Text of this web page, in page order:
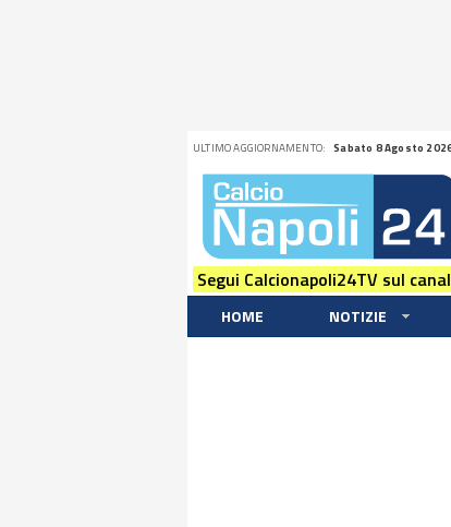
ULTIMO AGGIORNAMENTO: Sabato 8 Agosto
Segui Calcionapoli24TV sul
HOME NOTIZIE